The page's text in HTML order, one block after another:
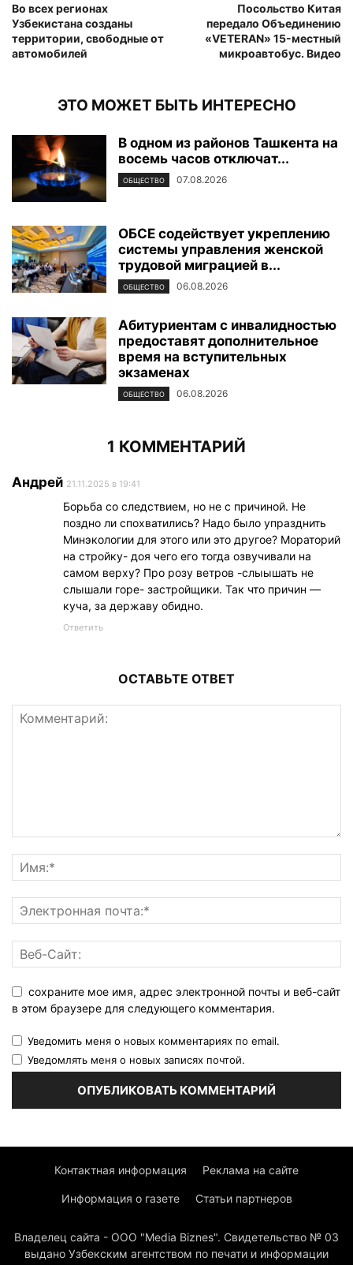
Во всех регионах
Узбекистана созданы
территории, свободные от
автомобилей
Посольство Китая
передало Объединению
«VETERAN» 15-местный
микроавтобус. Видео
ЭТО МОЖЕТ БЫТЬ ИНТЕРЕСНО
В одном из районов Ташкента на
восемь часов отключат...
ОБЩЕСТВО 07.08.2026
ОБСЕ содействует укреплению
системы управления женской
трудовой миграцией в...
ОБЩЕСТВО 06.08.2026
Абитуриентам с инвалидностью
предоставят дополнительное
время на вступительных
экзаменах
ОБЩЕСТВО 06.08.2026
1 КОММЕНТАРИЙ
Андрей 21.11.2025 в 19:41
Борьба со следствием, но не с причиной. Не
поздно ли спохватились? Надо было упразднить
Минэкологии для этого или это другое? Мораторий
на стройку- доя чего его тогда озвучивали на
самом верху? Про розу ветров -слыышать не
слышали горе- застройщики. Так что причин —
куча, за державу обидно.
Ответить
ОСТАВЬТЕ ОТВЕТ
сохраните мое имя, адрес электронной почты и веб-сайт
в этом браузере для следующего комментария.
Уведомить меня о новых комментариях по email.
Уведомлять меня о новых записях почтой.
Контактная информация Реклама на сайте
Информация о газете Статьи партнеров
Владелец сайта - ООО "Media Biznes". Свидетельство № 03
выдано Узбекским агентством по печати и информации